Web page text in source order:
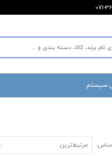
سیستم
مرتبط‌ترین